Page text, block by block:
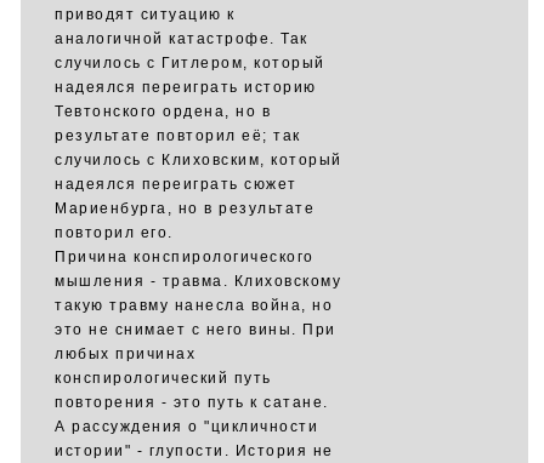
приводят ситуацию к
аналогичной катастрофе. Так
случилось с Гитлером, который
надеялся переиграть историю
Тевтонского ордена, но в
результате повторил её; так
случилось с Клиховским, который
надеялся переиграть сюжет
Мариенбурга, но в результате
повторил его.
Причина конспирологического
мышления - травма. Клиховскому
такую травму нанесла война, но
это не снимает с него вины. При
любых причинах
конспирологический путь
повторения - это путь к сатане.
А рассуждения о "цикличности
истории" - глупости. История не